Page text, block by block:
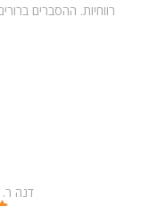
רווחיות. ההסברים
דנה ר.